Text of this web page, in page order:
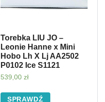
Torebka LIU JO –
Leonie Hanne x Mini
Hobo Lh X Lj AA2502
P0102 Ice S1121
539,00 zł
SPRAWDŹ